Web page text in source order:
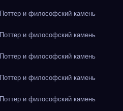
и философский камень
и философский камень
и философский камень
и философский камень
и философский камень